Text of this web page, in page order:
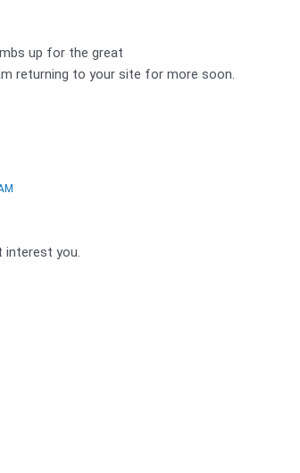
up for the great
returning to your site for more soon.
interest you.